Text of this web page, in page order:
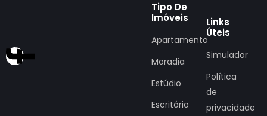
Tipo De
Imóveis
Apartamento
Moradia
Estúdio
Escritório
Links
Úteis
Simulador
Política
de
privacidade